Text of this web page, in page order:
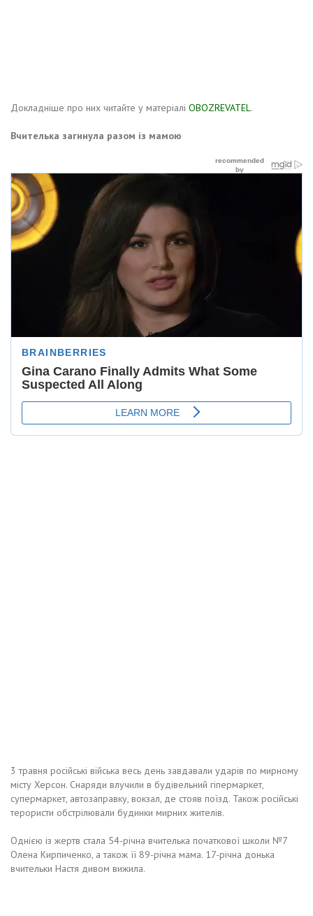
Докладніше про них читайте у матеріалі OBOZREVATEL.
Вчителька загинула разом із мамою
3 травня російські війська весь день завдавали ударів по мирному
місту Херсон. Снаряди влучили в будівельний гіпермаркет,
супермаркет, автозаправку, вокзал, де стояв поїзд. Також російські
терористи обстрілювали будинки мирних жителів.
Однією із жертв стала 54-річна вчителька початкової школи №7
Олена Кирпиченко, а також її 89-річна мама. 17-річна донька
вчительки Настя дивом вижила.